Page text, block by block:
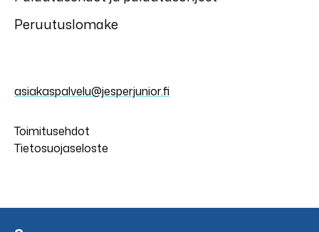
Peruutuslomake
asiakaspalvelu@jesperjunior.fi
Toimitusehdot
Tietosuojaseloste